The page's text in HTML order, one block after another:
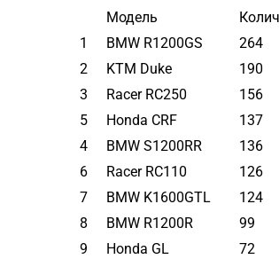
Модель
1
BMW R1200GS 264
2
KTM Duke 190
3
Racer RC250 156
5
Honda CRF 137
4
BMW S1200RR 136
6
Racer RC110 126
7
BMW K1600GTL 124
8
BMW R1200R 99
9
Honda GL 72